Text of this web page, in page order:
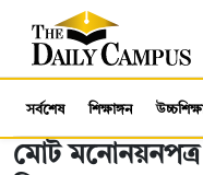
সর্বশেষ শিক্ষাঙ্গন
মোট